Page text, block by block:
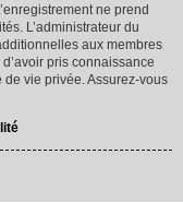
ne prend
L’administrateur du
aux membres
pris connaissance
vie privée. Assurez-vous